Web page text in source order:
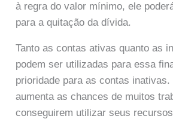
à regra do valor mínimo, ele
para a quitação da dívida.
Tanto as contas ativas quanto as
podem ser utilizadas para essa
prioridade para as contas
aumenta as chances de muitos
conseguirem utilizar seus